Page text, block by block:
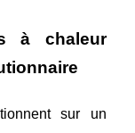
à chaleur
sur un